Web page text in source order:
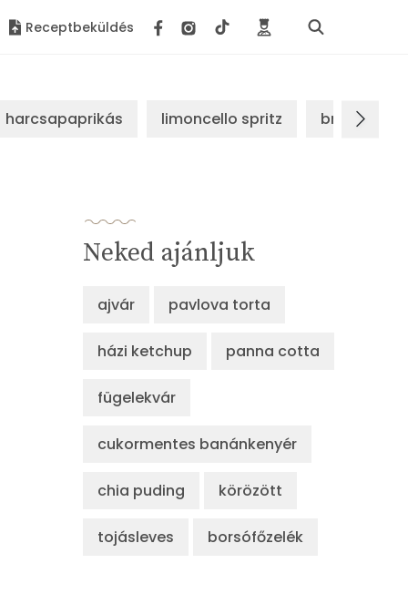
Receptbeküldés
harcsapaprikás limoncello spritz brassói
Neked ajánljuk
ajvár pavlova torta
házi ketchup panna cotta
fügelekvár
cukormentes banánkenyér
chia puding körözött
tojásleves borsófőzelék